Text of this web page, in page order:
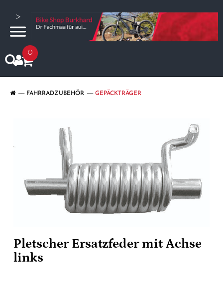
>
0
FAHRRADZUBEHÖR GEPÄCKTRÄGER
Pletscher Ersatzfeder mit Achse
links